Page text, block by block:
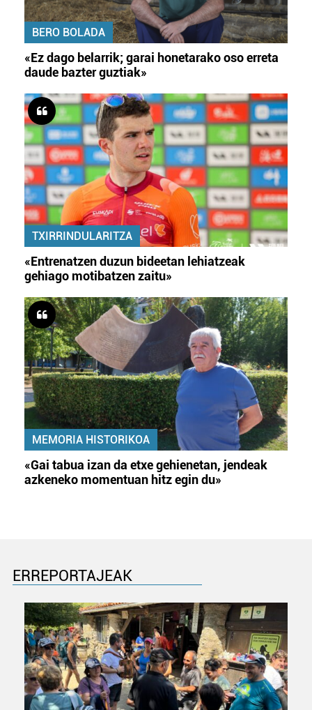
BERO BOLADA
«Ez dago belarrik; garai honetarako oso erreta
daude bazter guztiak»
TXIRRINDULARITZA
«Entrenatzen duzun bideetan lehiatzeak
gehiago motibatzen zaitu»
MEMORIA HISTORIKOA
«Gai tabua izan da etxe gehienetan, jendeak
azkeneko momentuan hitz egin du»
ERREPORTAJEAK